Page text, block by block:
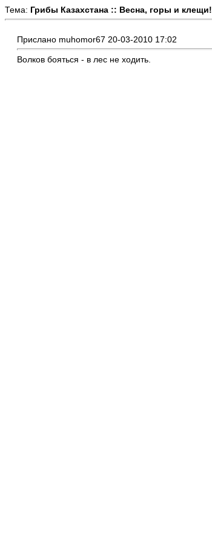
Тема: Грибы Казахстана :: Весна, горы и клещи!
Прислано muhomor67 20-03-2010 17:02
Волков бояться - в лес не ходить.